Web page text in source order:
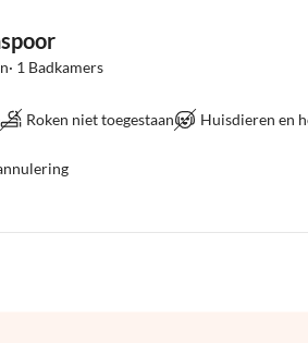
1 Badkamers
Roken niet toegestaan Huisdieren en